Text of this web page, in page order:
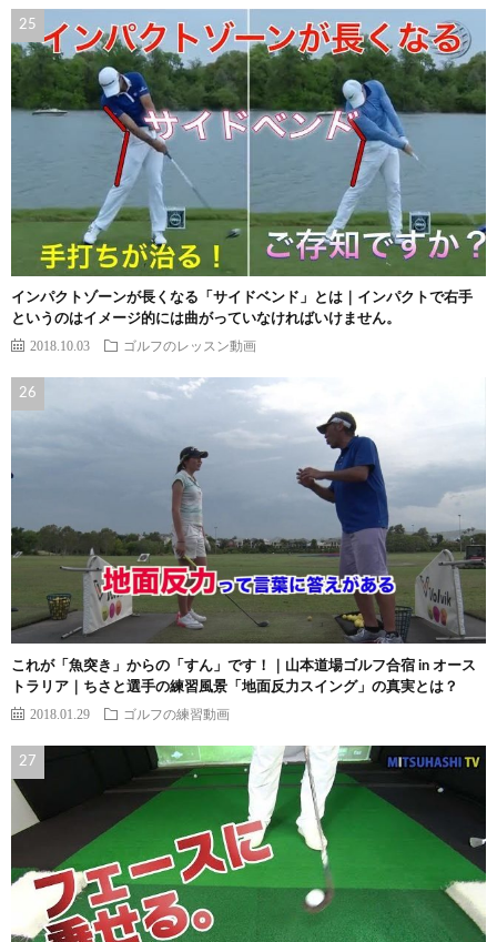
インパクトゾーンが長くなる「サイドベンド」とは｜インパクトで右手
というのはイメージ的には曲がっていなければいけません。
2018.10.03 ゴルフのレッスン動画
これが「魚突き」からの「すん」です！｜山本道場ゴルフ合宿 in オース
トラリア｜ちさと選手の練習風景「地面反力スイング」の真実とは？
2018.01.29 ゴルフの練習動画